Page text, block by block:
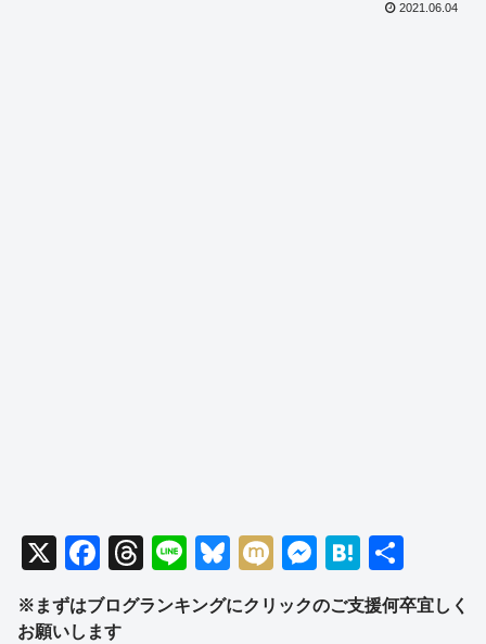
2021.06.04
X
F
a
c
T
hr
e
Li
n
e
Bl
e
M
ixi
M
ss
H
at
e
有
※まずはブログランキングにクリックのご支援何卒宜しく
お願いします